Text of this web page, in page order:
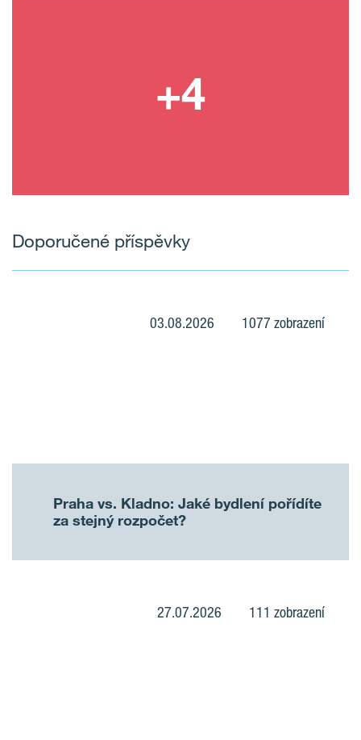
Doporučené příspěvky
03.08.2026 1077 zobrazení
Praha vs. Kladno: Jaké bydlení pořídíte
za stejný rozpočet?
27.07.2026 111 zobrazení